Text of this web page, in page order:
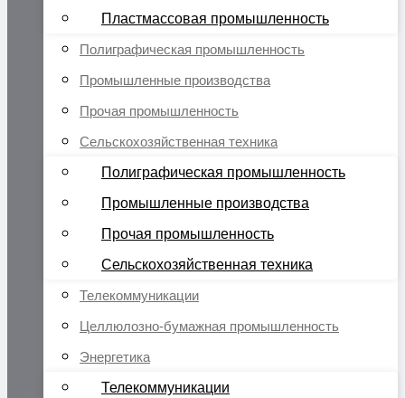
Пластмассовая промышленность
Полиграфическая промышленность
Промышленные производства
Прочая промышленность
Сельскохозяйственная техника
Полиграфическая промышленность
Промышленные производства
Прочая промышленность
Сельскохозяйственная техника
Телекоммуникации
Целлюлозно-бумажная промышленность
Энергетика
Телекоммуникации